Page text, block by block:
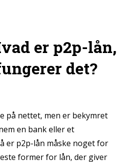
er p2p-lån,
det?
på nettet, men er bekymret
en bank eller et
er p2p-lån måske noget for
former for lån, der giver